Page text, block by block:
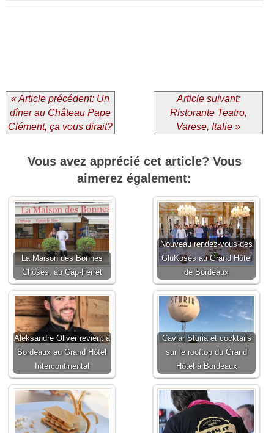
« Article précédent: Un
dîner au Château Pape
Clément, ça vous dirait?
Article suivant:
Ristorante Teatro,
Varese, Italie »
Vous avez apprécié cet article? Vous
aimerez également:
La Maison des Bonnes
Choses, au Cap-Ferret
Nouveau rendez-vous des
GluKosés au Grand Hôtel
de Bordeaux
Aleksandre Oliver revient à
Bordeaux au Grand Hôtel
Intercontinental
Caviar Sturia et cocktails
sur le rooftop du Grand
Hôtel à Bordeaux